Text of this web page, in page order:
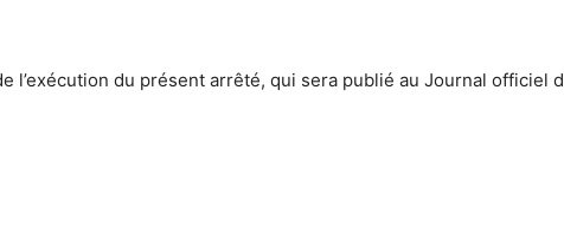
l’exécution du présent arrêté, qui sera publié au Journal officiel